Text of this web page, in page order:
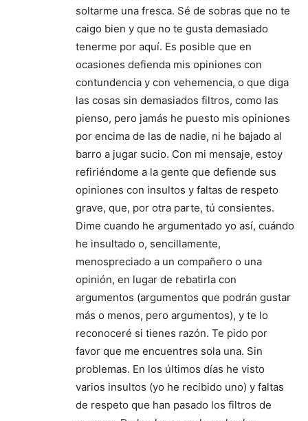
soltarme una fresca. Sé de sobras que no te
caigo bien y que no te gusta demasiado
tenerme por aquí. Es posible que en
ocasiones defienda mis opiniones con
contundencia y con vehemencia, o que diga
las cosas sin demasiados filtros, como las
pienso, pero jamás he puesto mis opiniones
por encima de las de nadie, ni he bajado al
barro a jugar sucio. Con mi mensaje, estoy
refiriéndome a la gente que defiende sus
opiniones con insultos y faltas de respeto
grave, que, por otra parte, tú consientes.
Dime cuando he argumentado yo así, cuándo
he insultado o, sencillamente,
menospreciado a un compañero o una
opinión, en lugar de rebatirla con
argumentos (argumentos que podrán gustar
más o menos, pero argumentos), y te lo
reconoceré si tienes razón. Te pido por
favor que me encuentres sola una. Sin
problemas. En los últimos días he visto
varios insultos (yo he recibido uno) y faltas
de respeto que han pasado los filtros de